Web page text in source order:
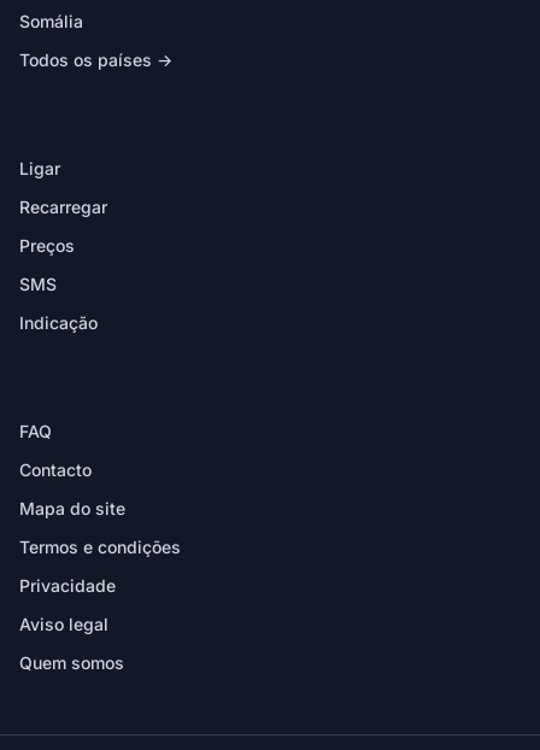
Somália
Todos os países →
Ligar
Recarregar
Preços
SMS
Indicação
FAQ
Contacto
Mapa do site
Termos e condições
Privacidade
Aviso legal
Quem somos